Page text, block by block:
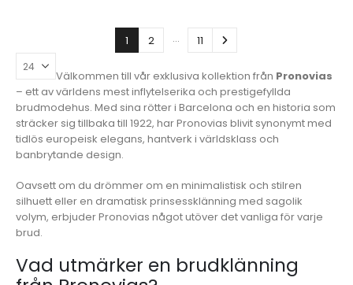
1 2 … 11
Välkommen till vår exklusiva kollektion från Pronovias
– ett av världens mest inflytelserika och prestigefyllda
brudmodehus. Med sina rötter i Barcelona och en historia som
sträcker sig tillbaka till 1922, har Pronovias blivit synonymt med
tidlös europeisk elegans, hantverk i världsklass och
banbrytande design.
Oavsett om du drömmer om en minimalistisk och stilren
silhuett eller en dramatisk prinsessklänning med sagolik
volym, erbjuder Pronovias något utöver det vanliga för varje
brud.
Vad utmärker en brudklänning